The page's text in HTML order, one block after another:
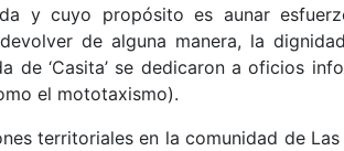
y cuyo propósito es aunar
de alguna manera, la
de ‘Casita’ se dedicaron a oficios
el mototaxismo).
territoriales en la comunidad de